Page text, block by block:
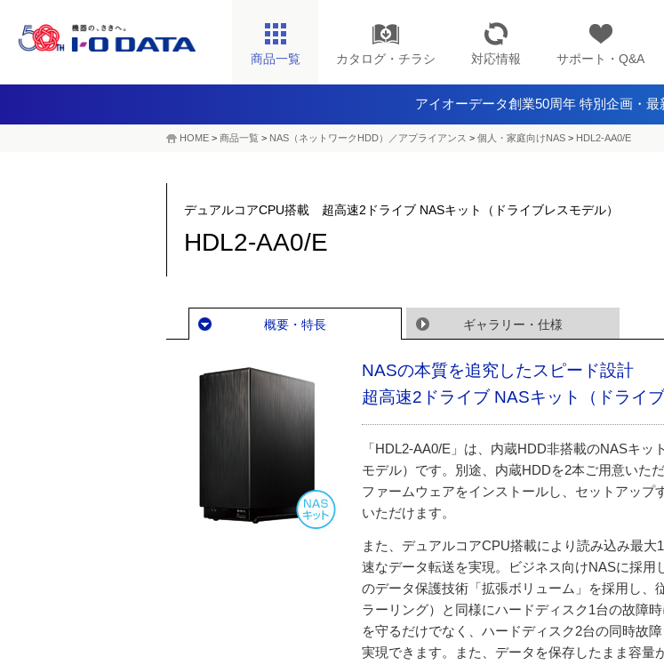
商品一覧 カタログ・チラシ 対応情報 サポート・Q&A
アイオーデータ創業50周年 特別企画・最
HOME > 商品一覧 > NAS（ネットワークHDD）／アプライアンス​ > 個人・家庭向けNAS > HDL2-AA0/E
デュアルコアCPU搭載 超高速2ドライブ NASキット（ドライブレスモデル）
HDL2-AA0/E
概要・特長 ギャラリー・仕様
NASの本質を追究したスピード設計
超高速2ドライブ NASキット（ドライブ
「HDL2-AA0/E」は、内蔵HDD非搭載のNASキッ
モデル）です。別途、内蔵HDDを2本ご用意いた
ファームウェアをインストールし、セットアップ
いただけます。
また、デュアルコアCPU搭載により読み込み最大
速なデータ転送を実現。ビジネス向けNASに採用
のデータ保護技術「拡張ボリューム」を採用し、
ラーリング）と同様にハードディスク1台の故障
を守るだけでなく、ハードディスク2台の同時故
実現できます。また、データを保存したまま容量